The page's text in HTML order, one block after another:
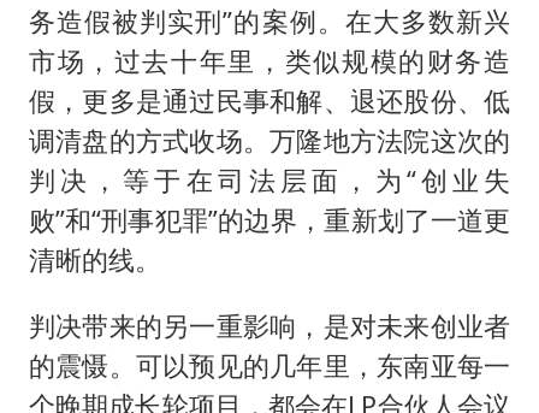
务造假被判实刑”的案例。在大多数新兴
市场，过去十年里，类似规模的财务造
假，更多是通过民事和解、退还股份、低
调清盘的方式收场。万隆地方法院这次的
判决，等于在司法层面，为“创业失
败”和“刑事犯罪”的边界，重新划了一道更
清晰的线。
判决带来的另一重影响，是对未来创业者
的震慑。可以预见的几年里，东南亚每一
个晚期成长轮项目，都会在LP合伙人会议